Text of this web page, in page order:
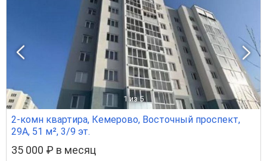
1 из 5
2-комн квартира, Кемерово, Восточный проспект,
29А, 51 м², 3/9 эт.
35 000 ₽ в месяц